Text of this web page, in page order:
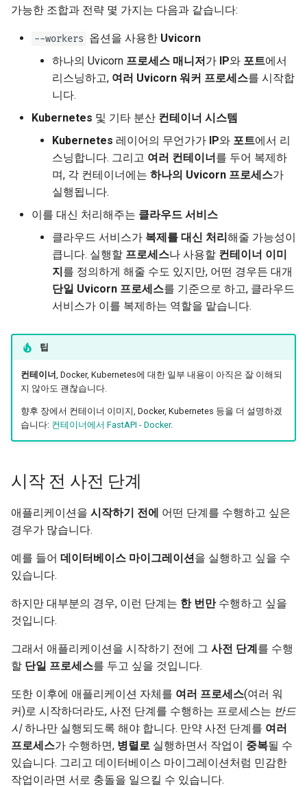
가능한 조합과 전략 몇 가지는 다음과 같습니다:
--workers 옵션을 사용한 Uvicorn
하나의 Uvicorn 프로세스 매니저가 IP와 포트에서
리스닝하고, 여러 Uvicorn 워커 프로세스를 시작합
니다.
Kubernetes 및 기타 분산 컨테이너 시스템
Kubernetes 레이어의 무언가가 IP와 포트에서 리
스닝합니다. 그리고 여러 컨테이너를 두어 복제하
며, 각 컨테이너에는 하나의 Uvicorn 프로세스가
실행됩니다.
이를 대신 처리해주는 클라우드 서비스
클라우드 서비스가 복제를 대신 처리해줄 가능성이
큽니다. 실행할 프로세스나 사용할 컨테이너 이미
지를 정의하게 해줄 수도 있지만, 어떤 경우든 대개
단일 Uvicorn 프로세스를 기준으로 하고, 클라우드
서비스가 이를 복제하는 역할을 맡습니다.
팁
컨테이너 , Docker, Kubernetes에 대한 일부 내용이 아직은 잘 이해되
지 않아도 괜찮습니다.
향후 장에서 컨테이너 이미지, Docker, Kubernetes 등을 더 설명하겠
습니다: 컨테이너에서 FastAPI - Docker.
시작 전 사전 단계
애플리케이션을 시작하기 전에 어떤 단계를 수행하고 싶은
경우가 많습니다.
예를 들어 데이터베이스 마이그레이션을 실행하고 싶을 수
있습니다.
하지만 대부분의 경우, 이런 단계는 한 번만수행하고 싶을
것입니다.
그래서 애플리케이션을 시작하기 전에 그 사전 단계를 수행
할 단일 프로세스를 두고 싶을 것입니다.
또한 이후에 애플리케이션 자체를 여러 프로세스(여러 워
커)로 시작하더라도, 사전 단계를 수행하는 프로세스는 반드
시하나만 실행되도록 해야 합니다. 만약 사전 단계를 여러
프로세스가 수행하면, 병렬로 실행하면서 작업이 중복될 수
있습니다. 그리고 데이터베이스 마이그레이션처럼 민감한
작업이라면 서로 충돌을 일으킬 수 있습니다.